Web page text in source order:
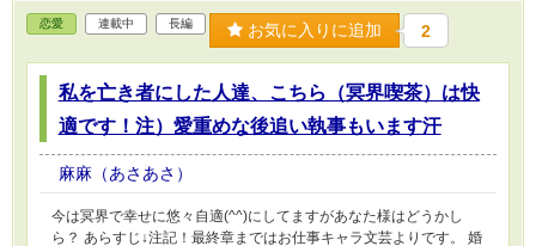
恋愛 連載中 長編 お気に入りに追加 2
私を亡き者にした人達、こちら（冥界喫茶）は快
適です！注）愛重めな後追い執事もいます汗
麻麻（あさあさ）
今は冥界で幸せに悠々自適(^^)にしてますがあなた様はどうかし
ら？ あらすじ↓注記！最終章まではお仕事キャラ文芸よりです。 婚